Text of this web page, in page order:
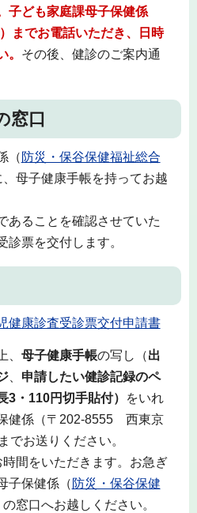
子ども家庭課母子保健係
までお電話いただき、日時
。 その後、健診のご案内通
窓口
（ 防災・保谷保健福祉総合
母子健康手帳を持ってお越
あることを確認させていた
診票を交付します。
健康診査受診票交付申請書
、 母子健康手帳の写し（出
、 申請したい健診記録のペ
3・110円切手貼付）
をいれ
健係（〒202-8555 西東京
でお送りください。
間をいただきます。お急ぎ
子保健係（ 防災・保谷保健
窓口へお越しください。